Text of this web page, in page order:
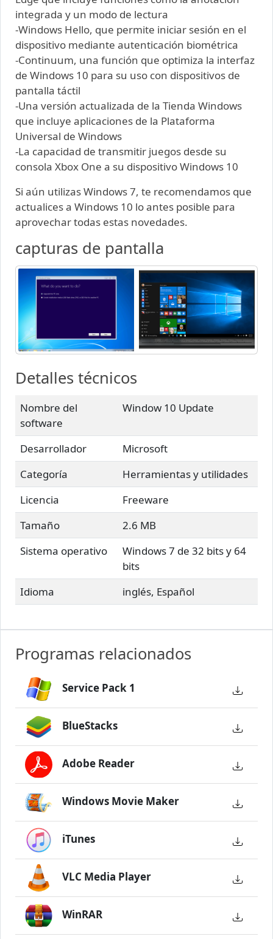
integrada y un modo de lectura
-Windows Hello, que permite iniciar sesión en el
dispositivo mediante autenticación biométrica
-Continuum, una función que optimiza la interfaz
de Windows 10 para su uso con dispositivos de
pantalla táctil
-Una versión actualizada de la Tienda Windows
que incluye aplicaciones de la Plataforma
Universal de Windows
-La capacidad de transmitir juegos desde su
consola Xbox One a su dispositivo Windows 10
Si aún utilizas Windows 7, te recomendamos que
actualices a Windows 10 lo antes posible para
aprovechar todas estas novedades.
capturas de pantalla
Detalles técnicos
Nombre del
software
Window 10 Update
Desarrollador
Microsoft
Categoría
Herramientas y utilidades
Licencia
Freeware
Tamaño
2.6 MB
Sistema operativo
Windows 7 de 32 bits y 64
bits
Idioma
inglés, Español
Programas relacionados
Service Pack 1
BlueStacks
Adobe Reader
Windows Movie Maker
iTunes
VLC Media Player
WinRAR